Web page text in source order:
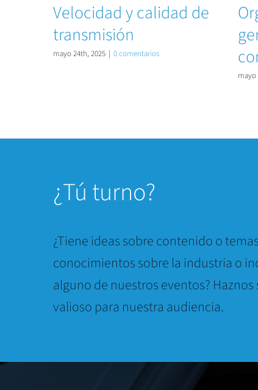
Velocidad y calidad de
transmisión
mayo 24th, 2025 | 0 comentarios
mayo
¿Tú turno?
¿Tiene ideas sobre contenido o
conocimientos sobre la industria o
alguno de nuestros eventos?
valioso para nuestra audiencia.